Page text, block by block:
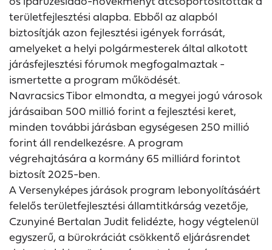
területfejlesztési alapba. Ebből az alapból
biztosítják azon fejlesztési igények forrását,
amelyeket a helyi polgármesterek által alkotott
járásfejlesztési fórumok megfogalmaztak -
ismertette a program működését.
Navracsics Tibor elmondta, a megyei jogú városok
járásaiban 500 millió forint a fejlesztési keret,
minden további járásban egységesen 250 millió
forint áll rendelkezésre. A program
végrehajtására a kormány 65 milliárd forintot
biztosít 2025-ben.
A Versenyképes járások program lebonyolításáért
felelős területfejlesztési államtitkárság vezetője,
Czunyiné Bertalan Judit felidézte, hogy végtelenül
egyszerű, a bürokráciát csökkentő eljárásrendet